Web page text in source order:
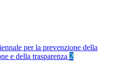
per la prevenzione della
e della trasparenza 2